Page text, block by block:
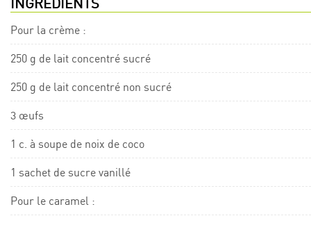
Pour la crème :
250 g de lait concentré sucré
250 g de lait concentré non sucré
3 œufs
1 c. à soupe de noix de coco
1 sachet de sucre vanillé
Pour le caramel :